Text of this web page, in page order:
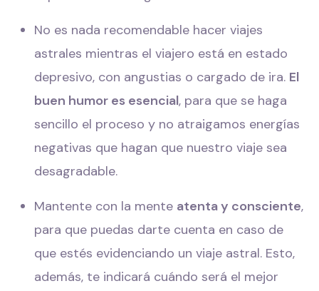
No es nada recomendable hacer viajes
astrales mientras el viajero está en estado
depresivo, con angustias o cargado de ira. El
buen humor es esencial, para que se haga
sencillo el proceso y no atraigamos energías
negativas que hagan que nuestro viaje sea
desagradable.
Mantente con la mente atenta y consciente,
para que puedas darte cuenta en caso de
que estés evidenciando un viaje astral. Esto,
además, te indicará cuándo será el mejor